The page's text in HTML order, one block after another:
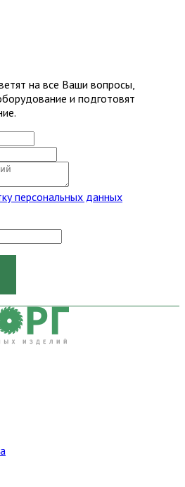
на все Ваши вопросы,
и подготовят
персональных данных